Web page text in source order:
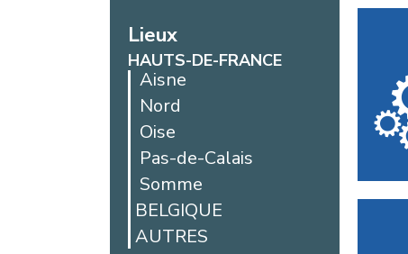
Lieux
HAUTS-DE-FRANCE
Aisne
Nord
Oise
Pas-de-Calais
Somme
BELGIQUE
AUTRES